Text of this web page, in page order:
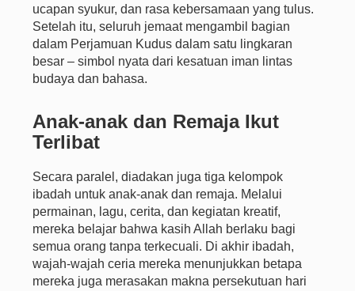
ucapan syukur, dan rasa kebersamaan yang tulus.
Setelah itu, seluruh jemaat mengambil bagian
dalam Perjamuan Kudus dalam satu lingkaran
besar – simbol nyata dari kesatuan iman lintas
budaya dan bahasa.
Anak-anak dan Remaja Ikut
Terlibat
Secara paralel, diadakan juga tiga kelompok
ibadah untuk anak-anak dan remaja. Melalui
permainan, lagu, cerita, dan kegiatan kreatif,
mereka belajar bahwa kasih Allah berlaku bagi
semua orang tanpa terkecuali. Di akhir ibadah,
wajah-wajah ceria mereka menunjukkan betapa
mereka juga merasakan makna persekutuan hari